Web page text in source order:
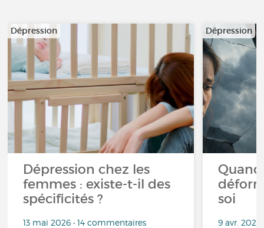
Dépression
Dépression chez les
femmes : existe-t-il des
spécificités ?
13 mai 2026 • 14 commentaires
Dépression
soi
9 avr.